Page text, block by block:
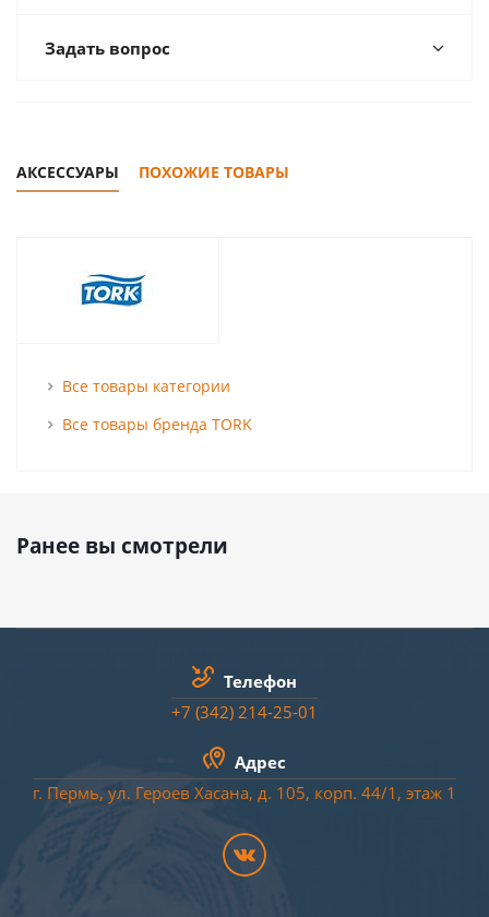
Задать вопрос
АКСЕССУАРЫ ПОХОЖИЕ ТОВАРЫ
Все товары категории
Все товары бренда TORK
Ранее вы смотрели
Телефон
+7 (342) 214-25-01
Адрес
г. Пермь, ул. Героев Хасана, д. 105, корп. 44/1 , этаж 1